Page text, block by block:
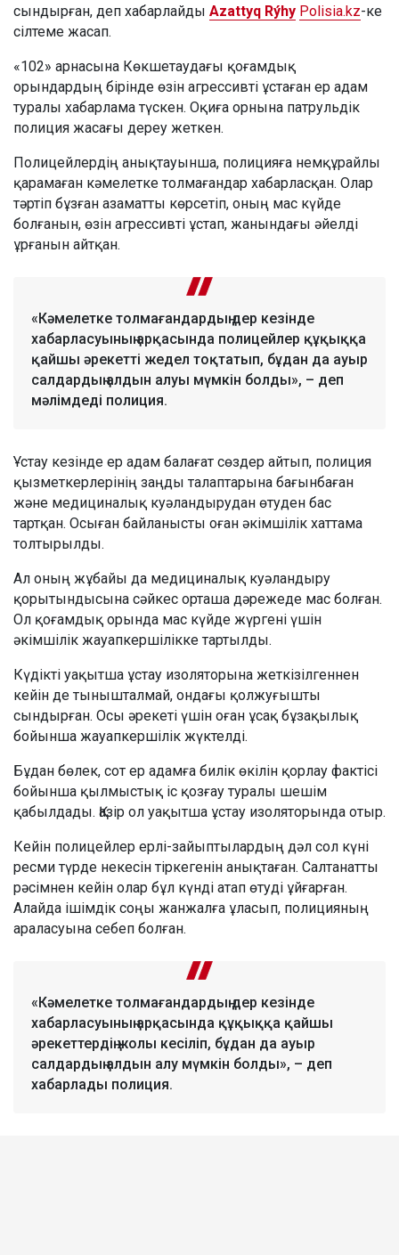
сындырған, деп хабарлайды Azattyq Rýhy Polisia.kz-ке
сілтеме жасап.
«102» арнасына Көкшетаудағы қоғамдық
орындардың бірінде өзін агрессивті ұстаған ер адам
туралы хабарлама түскен. Оқиға орнына патрульдік
полиция жасағы дереу жеткен.
Полицейлердің анықтауынша, полицияға немқұрайлы
қарамаған кәмелетке толмағандар хабарласқан. Олар
тәртіп бұзған азаматты көрсетіп, оның мас күйде
болғанын, өзін агрессивті ұстап, жанындағы әйелді
ұрғанын айтқан.
«Кәмелетке толмағандардың дер кезінде
хабарласуының арқасында полицейлер құқыққа
қайшы әрекетті жедел тоқтатып, бұдан да ауыр
салдардың алдын алуы мүмкін болды», – деп
мәлімдеді полиция.
Ұстау кезінде ер адам балағат сөздер айтып, полиция
қызметкерлерінің заңды талаптарына бағынбаған
және медициналық куәландырудан өтуден бас
тартқан. Осыған байланысты оған әкімшілік хаттама
толтырылды.
Ал оның жұбайы да медициналық куәландыру
қорытындысына сәйкес орташа дәрежеде мас болған.
Ол қоғамдық орында мас күйде жүргені үшін
әкімшілік жауапкершілікке тартылды.
Күдікті уақытша ұстау изоляторына жеткізілгеннен
кейін де тынышталмай, ондағы қолжуғышты
сындырған. Осы әрекеті үшін оған ұсақ бұзақылық
бойынша жауапкершілік жүктелді.
Бұдан бөлек, сот ер адамға билік өкілін қорлау фактісі
бойынша қылмыстық іс қозғау туралы шешім
қабылдады. Қазір ол уақытша ұстау изоляторында отыр.
Кейін полицейлер ерлі-зайыптылардың дәл сол күні
ресми түрде некесін тіркегенін анықтаған. Салтанатты
рәсімнен кейін олар бұл күнді атап өтуді ұйғарған.
Алайда ішімдік соңы жанжалға ұласып, полицияның
араласуына себеп болған.
«Кәмелетке толмағандардың дер кезінде
хабарласуының арқасында құқыққа қайшы
әрекеттердің жолы кесіліп, бұдан да ауыр
салдардың алдын алу мүмкін болды», – деп
хабарлады полиция.